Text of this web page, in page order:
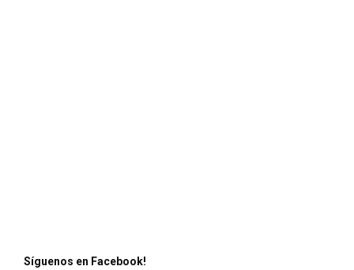
Síguenos en Facebook!